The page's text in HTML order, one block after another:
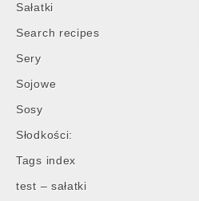
Sałatki
Search recipes
Sery
Sojowe
Sosy
Słodkości:
Tags index
test – sałatki